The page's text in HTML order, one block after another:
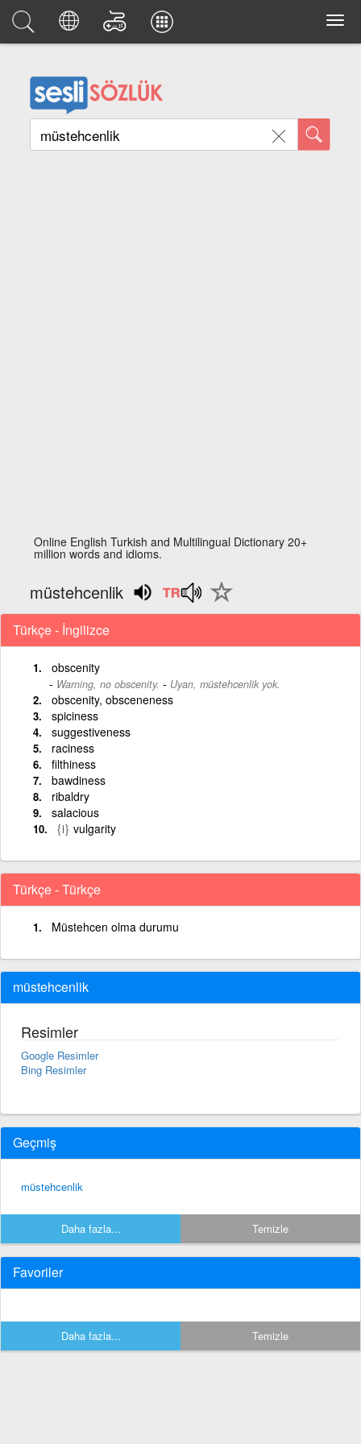
Online English Turkish and Multilingual Dictionary 20+
million words and idioms.
müstehcenlik
Türkçe - İngilizce
obscenity
Warning, no obscenity. - Uyarı, müstehcenlik yok.
obscenity, obsceneness
spiciness
suggestiveness
raciness
filthiness
bawdiness
ribaldry
salacious
{i} vulgarity
Türkçe - Türkçe
Müstehcen olma durumu
müstehcenlik
Resimler
Google Resimler
Bing Resimler
Geçmiş
müstehcenlik
Daha fazla... Temizle
Favoriler
Daha fazla... Temizle